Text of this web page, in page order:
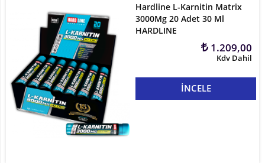
Hardline L-Karnitin Matrix
3000Mg 20 Adet 30 Ml
HARDLINE
1.209,00
Kdv Dahil
İNCELE